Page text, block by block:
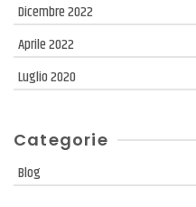
Dicembre 2022
Aprile 2022
Luglio 2020
Categorie
Blog